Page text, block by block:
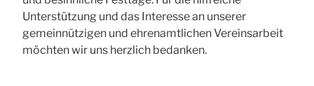
Unterstützung und das Interesse an unserer
gemeinnützigen und ehrenamtlichen Vereinsarbeit
möchten wir uns herzlich bedanken.